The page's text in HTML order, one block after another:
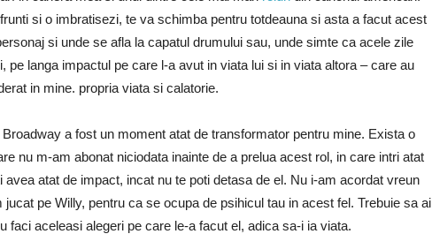
si o imbratisezi, te va schimba pentru totdeauna si asta a facut acest
si unde se afla la capatul drumului sau, unde simte ca acele zile
pe langa impactul pe care l-a avut in viata lui si in viata altora – care au
in mine. propria viata si calatorie.
a fost un moment atat de transformator pentru mine. Exista o
nu m-am abonat niciodata inainte de a prelua acest rol, in care intri atat
atat de impact, incat nu te poti detasa de el. Nu i-am acordat vreun
pe Willy, pentru ca se ocupa de psihicul tau in acest fel. Trebuie sa ai
faci aceleasi alegeri pe care le-a facut el, adica sa-i ia viata.